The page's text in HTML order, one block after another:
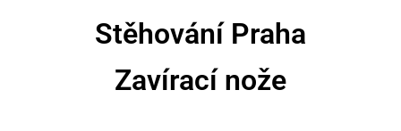
Stěhování Praha
Zavírací nože